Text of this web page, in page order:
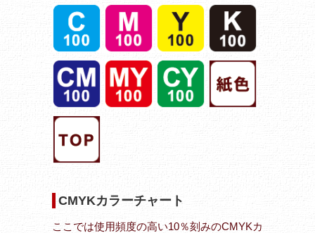
CMYKカラーチャート
ここでは使用頻度の高い10％刻みのCMYKカ